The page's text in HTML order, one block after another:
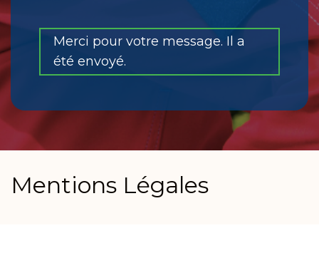
Merci pour votre message. Il a
été envoyé.
Mentions Légales